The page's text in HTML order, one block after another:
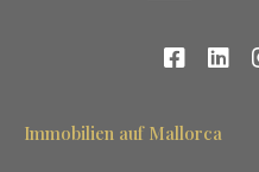
Immobilien auf Mallorca